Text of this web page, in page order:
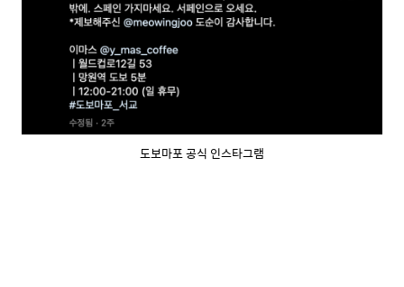
도보마포 공식 인스타그램